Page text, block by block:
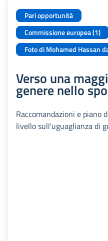
Pari opportunità
Commissione europea (1)
Foto di Mohamed Hassan
Verso una
genere nello
Raccomandazioni e piano
livello sull'uguaglianza di